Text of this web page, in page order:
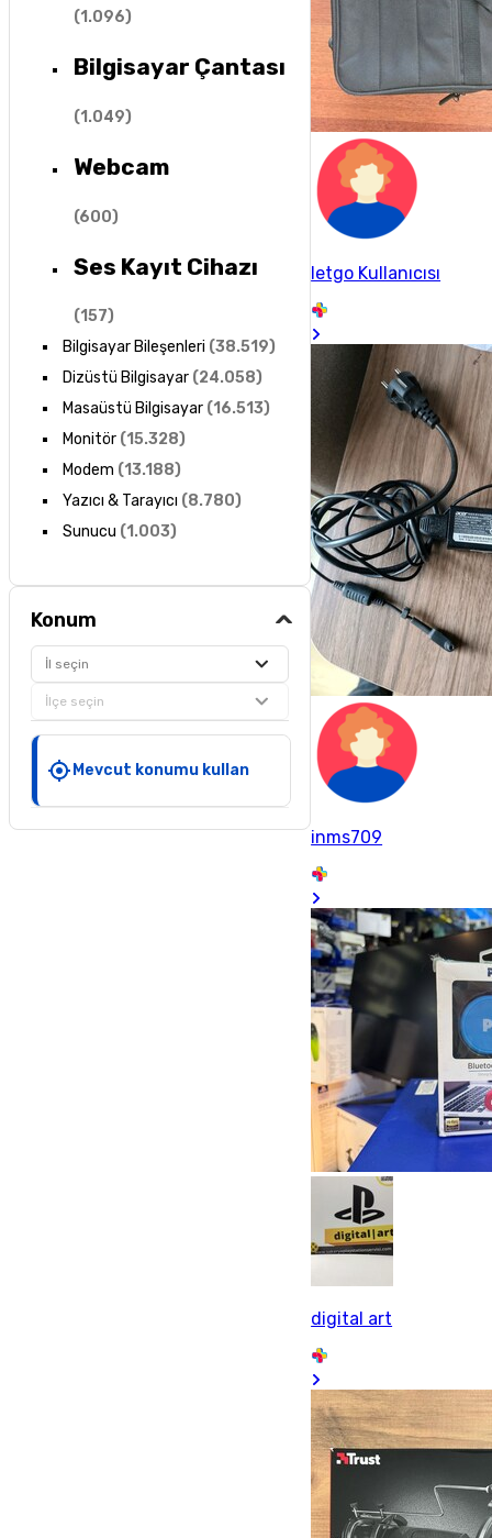
(1.096)
Bilgisayar Çantası
(1.049)
Webcam
(600)
Ses Kayıt Cihazı
(157)
Bilgisayar Bileşenleri (38.519)
Dizüstü Bilgisayar(24.058)
Masaüstü Bilgisayar(16.513)
Monitör(15.328)
Modem (13.188)
Yazıcı & Tarayıcı (8.780)
Sunucu (1.003)
Konum
İl seçin
İlçe seçin
Mevcut konumu kullan
letgo Kullanıcısı
inms709
digital art